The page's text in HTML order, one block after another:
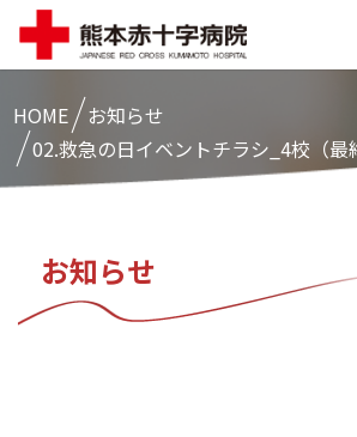
HOME
お知らせ
02.救急の日イベントチラシ_4校（
お知らせ